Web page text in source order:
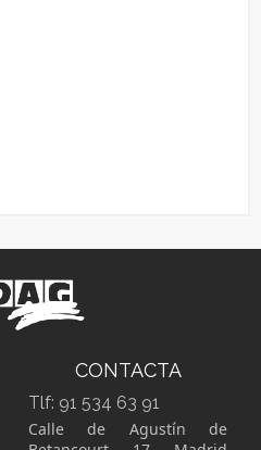
CONTACTA
Tlf: 91 534 63 91
Calle de Agustín de